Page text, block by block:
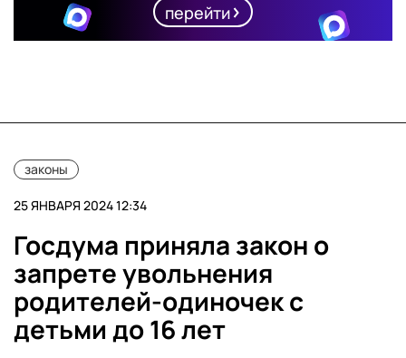
перейти
законы
25 ЯНВАРЯ 2024 12:34
Госдума приняла закон о
запрете увольнения
родителей-одиночек с
детьми до 16 лет